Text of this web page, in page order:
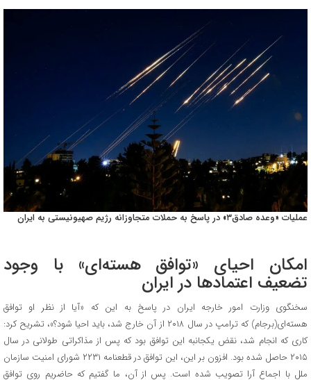
عملیات «وعده صادق۳» در پاسخ به حملات متجاوزانه رژیم صهیونیستی به ایران
امکان احیای «توافق هسته‌ای» با وجود
تضعیف اعتمادها در ایران
سخنگوی وزارت امور خارجه ایران در پاسخ به این که «آیا از نظر او توافق
هسته‌ای(برجام) که ترامپ در سال ۲۰۱۸ از آن خارج شد، باید احیا شود؟»، تشریح کرد:
کاری که انجام شد، نقض یکجانبه این توافق بود که پس از مذاکراتی طولانی در سال
۲۰۱۵ حاصل شده بود. افزون بر این، این توافق در قطعنامه ۲۲۳۱ شورای امنیت سازمان
ملل با اجماع آرا تصویب شده است. پس از آن، ما گفتیم که حاضریم روی توافق